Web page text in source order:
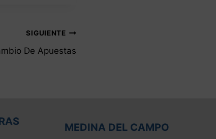
SIGUIENTE
De Apuestas
MEDINA DEL CAMPO